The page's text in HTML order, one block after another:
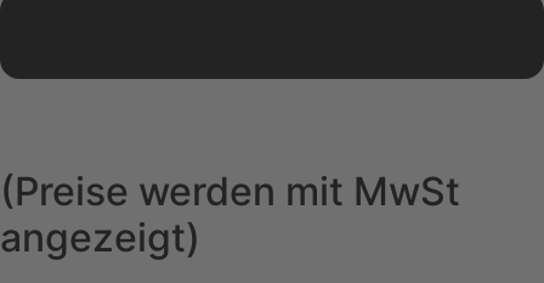
(Preise werden mit MwSt
angezeigt)